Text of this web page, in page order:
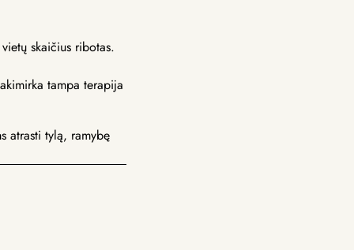
skaičius ribotas.
tampa terapija
atrasti tylą, ramybę